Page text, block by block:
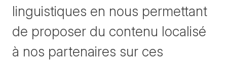
linguistiques en nous permettant
de proposer du contenu localisé
à nos partenaires sur ces